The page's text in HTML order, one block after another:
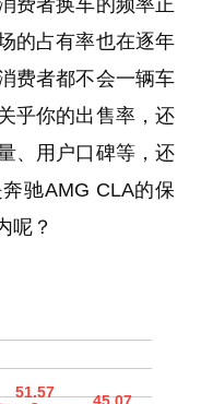
费者换车的频率正
的占有率也在逐年
费者都不会一辆车
乎你的出售率，还
、用户口碑等，还
驰AMG CLA的保
呢？